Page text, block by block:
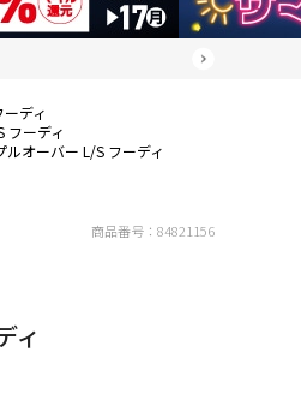
ディ
フーディ
ルオーバー L/S フーディ
ィ
商品番号： 84821156